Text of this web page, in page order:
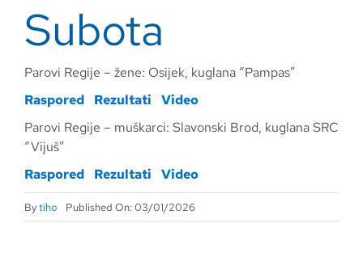
Subota
Parovi Regije – žene: Osijek, kuglana “Pampas”
Raspored
Rezultati
Video
Parovi Regije – muškarci: Slavonski Brod, kuglana SRC
“Vijuš”
Raspored
Rezultati Video
Bytiho Published On: 03/01/2026